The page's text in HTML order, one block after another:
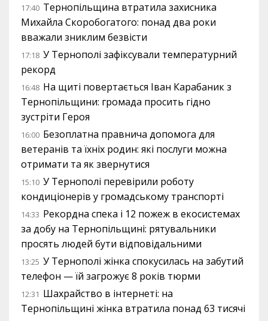
17:40 Тернопільщина втратила захисника
Михайла Скоробогатого: понад два роки
вважали зниклим безвісти
17:18 У Тернополі зафіксували температурний
рекорд
16:48 На щиті повертається Іван Карабаник з
Тернопільщини: громада просить гідно
зустріти Героя
16:00 Безоплатна правнича допомога для
ветеранів та їхніх родин: які послуги можна
отримати та як звернутися
15:10 У Тернополі перевірили роботу
кондиціонерів у громадському транспорті
14:33 Рекордна спека і 12 пожеж в екосистемах
за добу на Тернопільщині: рятувальники
просять людей бути відповідальними
13:25 У Тернополі жінка спокусилась на забутий
телефон — їй загрожує 8 років тюрми
12:31 Шахрайство в інтернеті: на
Тернопільщині жінка втратила понад 63 тисячі